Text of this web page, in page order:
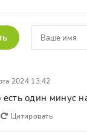
2024 13:42
есть один минус
Цитировать